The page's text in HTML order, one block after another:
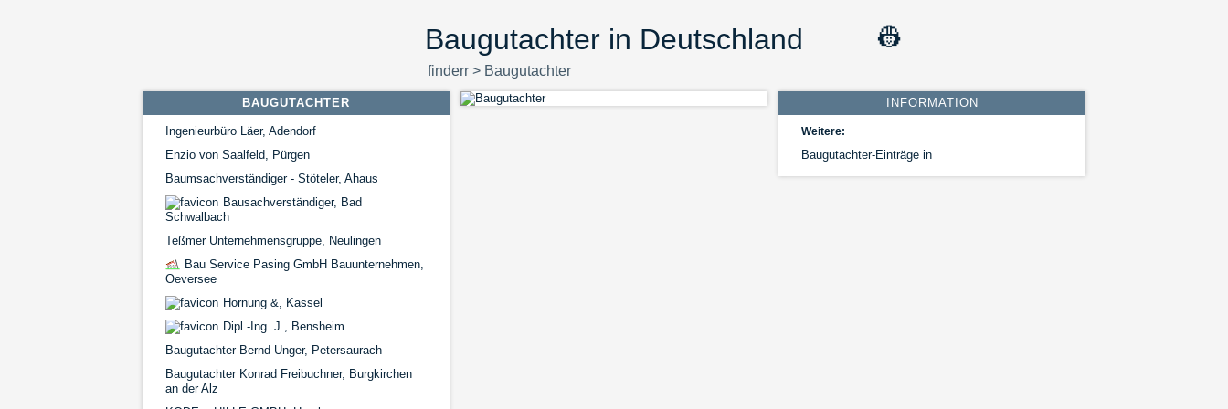
👷
Baugutachter in Deutschland
finderr > Baugutachter
BAUGUTACHTER
Ingenieurbüro Läer, Adendorf
Enzio von Saalfeld, Pürgen
Baumsachverständiger - Stöteler, Ahaus
Bausachverständiger, Bad
Schwalbach
Teßmer Unternehmensgruppe, Neulingen
Bau Service Pasing GmbH Bauunternehmen,
Oeversee
Hornung &, Kassel
Dipl.-Ing. J., Bensheim
Baugutachter Bernd Unger, Petersaurach
Baugutachter Konrad Freibuchner, Burgkirchen
an der Alz
INFORMATION
Weitere:
Baugutachter-Einträge in